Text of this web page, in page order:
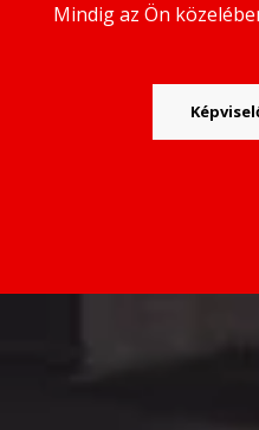
Mindig az Ön